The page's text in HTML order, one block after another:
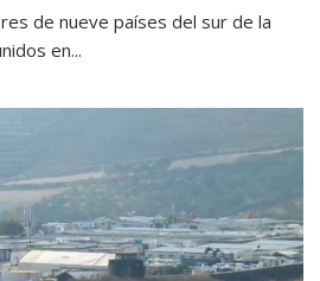
de nueve países del sur de la
en...